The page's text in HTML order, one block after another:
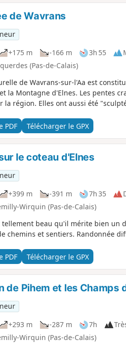
de Wavrans
+175 m -166 m 3h 55
(Pas-de-Calais)
de Wavrans-sur-l'Aa est
la Montagne d'Elnes. Les pentes
la région. Elles ont aussi été
PDF Télécharger le GPX
le coteau d'Elnes
+399 m -391 m 7h 35
Wirquin (Pas-de-Calais)
beau qu'il mérite bien un
chemins et sentiers. Randonnée
PDF Télécharger le GPX
de Pihem et les Champs
+293 m -287 m 7h
Wirquin (Pas-de-Calais)